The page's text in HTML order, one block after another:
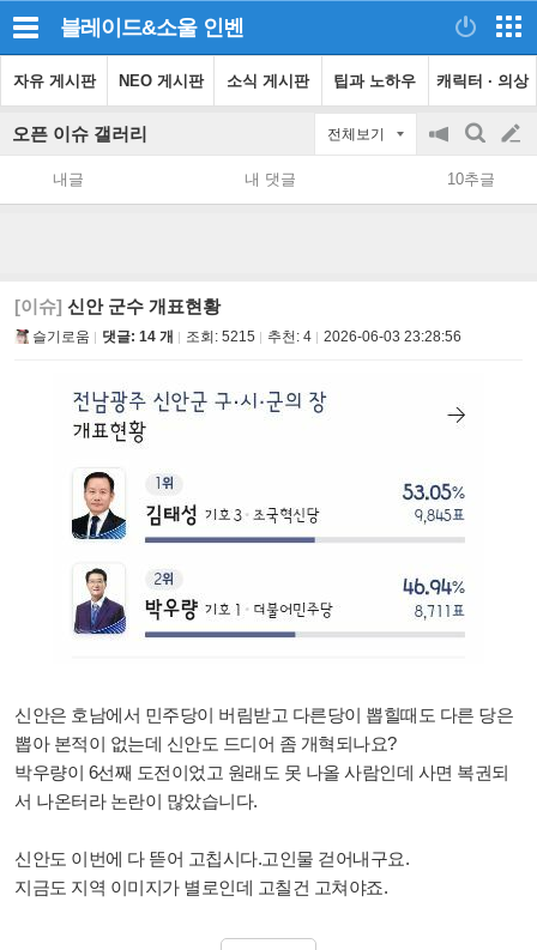
블레이드&소울 인벤
자유 게시판 NEO 게시판 소식 게시판 팁과 노하우 캐릭터 · 의상
오픈 이슈 갤러리 전체보기
공
지
on/off
검
색
글
쓰
내글 내 댓글 10추글
[이슈] 신안 군수 개표현황
슬기로움 댓글: 14 개 조회: 5215 추천: 4 2026-06-03 23:28:56
신안은 호남에서 민주당이 버림받고 다른당이 뽑힐때도 다른 당은
뽑아 본적이 없는데 신안도 드디어 좀 개혁되나요?
박우량이 6선째 도전이었고 원래도 못 나올 사람인데 사면 복권되
서 나온터라 논란이 많았습니다.
신안도 이번에 다 뜯어 고칩시다.고인물 걷어내구요.
지금도 지역 이미지가 별로인데 고칠건 고쳐야죠.